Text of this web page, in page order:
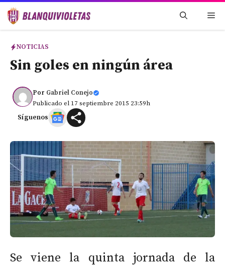
Saltar
NOTICIAS
Sin goles en ningún área
Por Gabriel Conejo
Publicado el 17 septiembre 2015 23:59h
Síguenos
Se viene la quinta jornada de la